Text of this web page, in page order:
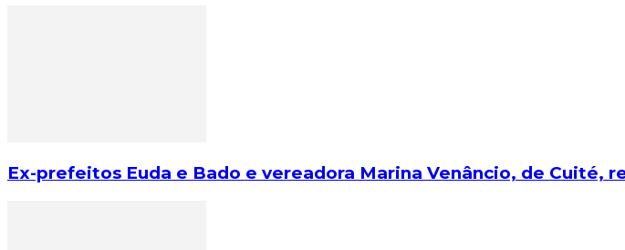
Ex-prefeitos Euda e Bado e vereadora Marina Venâncio, de Cuité,